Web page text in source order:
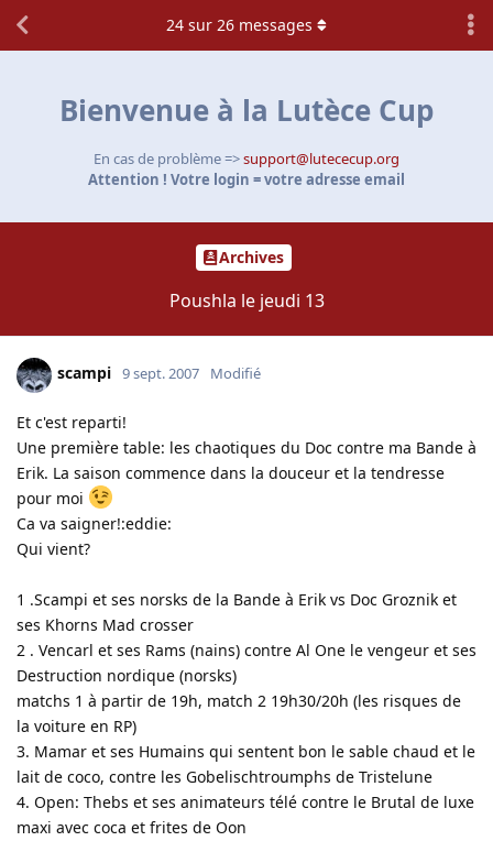
Bienvenue à la Lutèce Cup
En cas de problème =>support@lutececup.org
Attention ! Votre login = votre adresse email
Archives
Poushla le jeudi 13
24 sur 26 messages
scampi 9 sept. 2007 Modifié
Et c'est reparti!
Une première table: les chaotiques du Doc contre ma Bande à
Erik. La saison commence dans la douceur et la tendresse
pour moi
Ca va saigner!:eddie:
Qui vient?
1 .Scampi et ses norsks de la Bande à Erik vs Doc Groznik et
ses Khorns Mad crosser
2 . Vencarl et ses Rams (nains) contre Al One le vengeur et ses
Destruction nordique (norsks)
matchs 1 à partir de 19h, match 2 19h30/20h (les risques de
la voiture en RP)
3. Mamar et ses Humains qui sentent bon le sable chaud et le
lait de coco, contre les Gobelischtroumphs de Tristelune
4. Open: Thebs et ses animateurs télé contre le Brutal de luxe
maxi avec coca et frites de Oon